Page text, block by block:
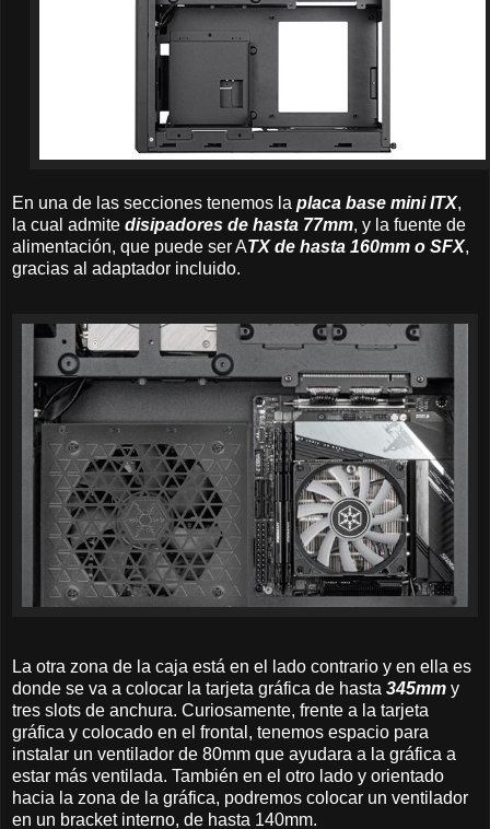
En una de las secciones tenemos la placa base mini ITX,
la cual admite disipadores de hasta 77mm, y la fuente de
alimentación, que puede ser ATX de hasta 160mm o SFX,
gracias al adaptador incluido.
La otra zona de la caja está en el lado contrario y en ella es
donde se va a colocar la tarjeta gráfica de hasta 345mm y
tres slots de anchura. Curiosamente, frente a la tarjeta
gráfica y colocado en el frontal, tenemos espacio para
instalar un ventilador de 80mm que ayudara a la gráfica a
estar más ventilada. También en el otro lado y orientado
hacia la zona de la gráfica, podremos colocar un ventilador
en un bracket interno, de hasta 140mm.